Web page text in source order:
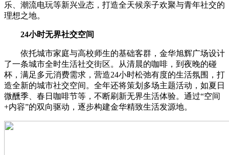
乐、潮流电玩等新兴业态，打造全天候亲子欢聚与青年社交的
理想之地。
24小时无界社交空间
依托城市家庭与高校师生的基础客群，金华旭辉广场设计
了一条城市全时生活社交街区。从清晨的咖啡，到夜晚的碰
杯，满足多元消费需求，营造24小时松弛有度的生活氛围，打
造全新的城市社交空间。全年还将策划多场主题活动，如夏日
微醺季、春日咖啡节等，不断刷新无界生活体验。通过“空间
+内容”的双向驱动，逐步构建金华精致生活发源地。